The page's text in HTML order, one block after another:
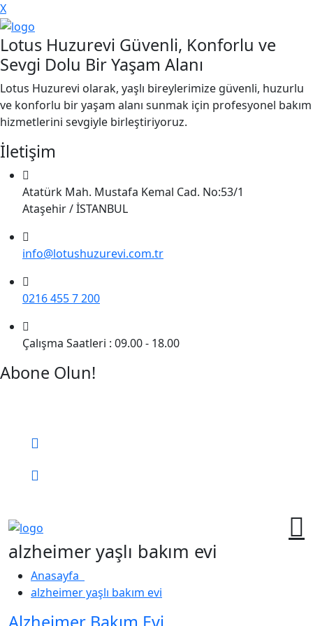
X
Lotus Huzurevi Güvenli, Konforlu ve
Sevgi Dolu Bir Yaşam Alanı
Lotus Huzurevi olarak, yaşlı bireylerimize güvenli, huzurlu
ve konforlu bir yaşam alanı sunmak için profesyonel bakım
hizmetlerini sevgiyle birleştiriyoruz.
İletişim
Atatürk Mah. Mustafa Kemal Cad. No:53/1
Ataşehir / İSTANBUL
info@lotushuzurevi.com.tr
0216 455 7 200
Çalışma Saatleri : 09.00 - 18.00
Abone Olun!
alzheimer yaşlı bakım evi
Anasayfa
alzheimer yaşlı bakım evi